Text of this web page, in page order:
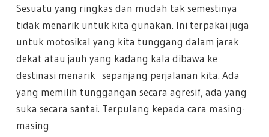
Sesuatu yang ringkas dan mudah tak semestinya
tidak menarik untuk kita gunakan. Ini terpakai juga
untuk motosikal yang kita tunggang dalam jarak
dekat atau jauh yang kadang kala dibawa ke
destinasi menarik sepanjang perjalanan kita. Ada
yang memilih tunggangan secara agresif, ada yang
suka secara santai. Terpulang kepada cara masing-
masing